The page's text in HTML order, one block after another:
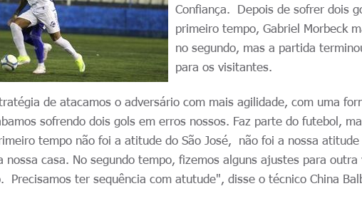
Confiança. Depois de sofrer dois
primeiro tempo, Gabriel Morbeck
no segundo, mas a partida
para os visitantes.
de atacamos o adversário com mais agilidade, com uma
sofrendo dois gols em erros nossos. Faz parte do futebol,
tempo não foi a atitude do São José, não foi a nossa atitude
nossa casa. No segundo tempo, fizemos alguns ajustes para outra
Precisamos ter sequência com atutude", disse o técnico China